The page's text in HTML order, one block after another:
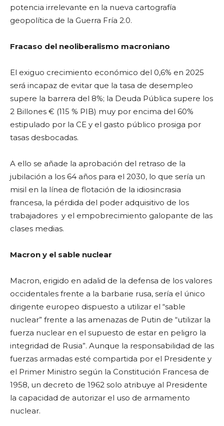
potencia irrelevante en la nueva cartografía
geopolítica de la Guerra Fría 2.0.
Fracaso del neoliberalismo macroniano
El exiguo crecimiento económico del 0,6% en 2025
será incapaz de evitar que la tasa de desempleo
supere la barrera del 8%; la Deuda Pública supere los
2 Billones € (115 % PIB) muy por encima del 60%
estipulado por la CE y el gasto público prosiga por
tasas desbocadas.
A ello se añade la aprobación del retraso de la
jubilación a los 64 años para el 2030, lo que sería un
misil en la línea de flotación de la idiosincrasia
francesa, la pérdida del poder adquisitivo de los
trabajadores y el empobrecimiento galopante de las
clases medias.
Macron y el sable nuclear
Macron, erigido en adalid de la defensa de los valores
occidentales frente a la barbarie rusa, sería el único
dirigente europeo dispuesto a utilizar el “sable
nuclear” frente a las amenazas de Putin de “utilizar la
fuerza nuclear en el supuesto de estar en peligro la
integridad de Rusia”. Aunque la responsabilidad de las
fuerzas armadas esté compartida por el Presidente y
el Primer Ministro según la Constitución Francesa de
1958, un decreto de 1962 solo atribuye al Presidente
la capacidad de autorizar el uso de armamento
nuclear.